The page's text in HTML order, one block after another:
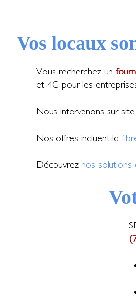
Vos locaux
Vous recherchez un
et 4G pour les
Nous intervenons sur
Nos offres incluent la
Découvrez nos solutions